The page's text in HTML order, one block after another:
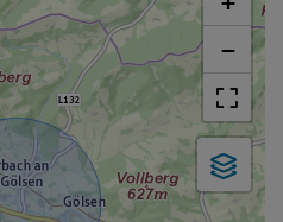
−